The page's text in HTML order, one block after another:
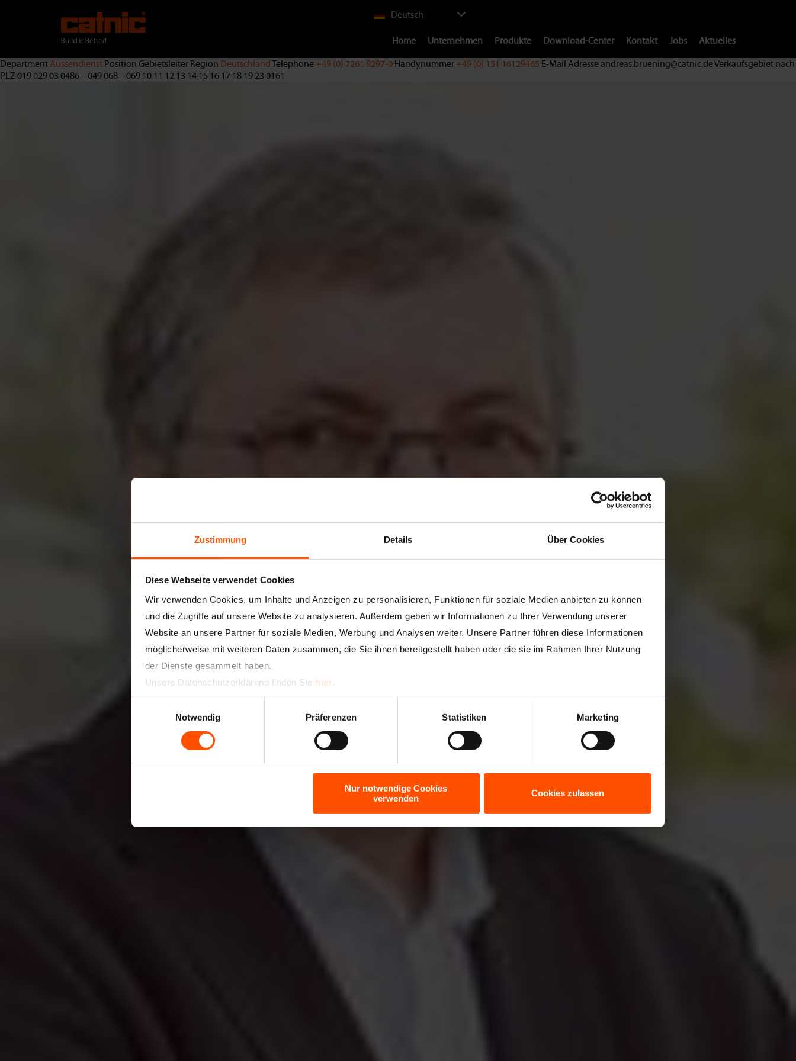
Zustimmung Details Über Cookies
Diese Webseite verwendet Cookies
Wir verwenden Cookies, um Inhalte und Anzeigen zu personalisieren, Funktionen für soziale Medien anbieten zu können
und die Zugriffe auf unsere Website zu analysieren. Außerdem geben wir Informationen zu Ihrer Verwendung unserer
Website an unsere Partner für soziale Medien, Werbung und Analysen weiter. Unsere Partner führen diese Informationen
möglicherweise mit weiteren Daten zusammen, die Sie ihnen bereitgestellt haben oder die sie im Rahmen Ihrer Nutzung
der Dienste gesammelt haben.
Unsere Datenschutzerklärung finden Sie hier
Notwendig
Präferenzen Statistiken Marketing
Nur notwendige Cookies
verwenden
Cookies zulassen
Select
language
Deutsch
Main
navigation
Home Unternehmen Produkte Download-Center Kontakt Jobs Aktuelles
DepartmentAussendienst Position Gebietsleiter Region DeutschlandTelephone +49 (0) 7261 9297-0 Handynummer +49 (0) 151 16129465 E-Mail Adresseandreas.bruening@catnic.deVerkaufsgebiet nach
PLZ 019 029 03 0486 – 049 068 – 069 10 11 12 13 14 15 16 17 18 19 23 0161